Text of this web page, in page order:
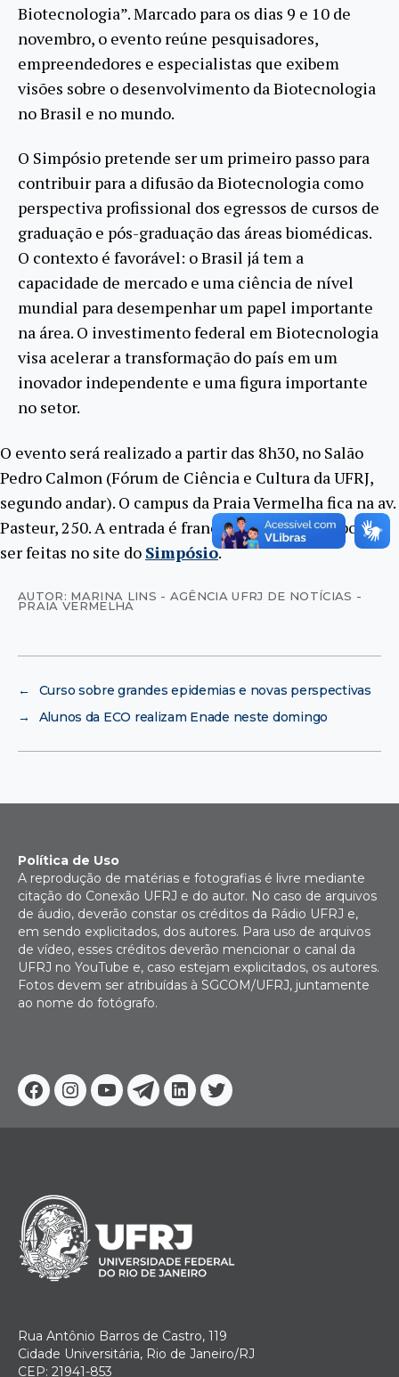
Biotecnologia”. Marcado para os dias 9 e 10 de
novembro, o evento reúne pesquisadores,
empreendedores e especialistas que exibem
visões sobre o desenvolvimento da Biotecnologia
no Brasil e no mundo.
O Simpósio pretende ser um primeiro passo para
contribuir para a difusão da Biotecnologia como
perspectiva profissional dos egressos de cursos de
graduação e pós-graduação das áreas biomédicas.
O contexto é favorável: o Brasil já tem a
capacidade de mercado e uma ciência de nível
mundial para desempenhar um papel importante
na área. O investimento federal em Biotecnologia
visa acelerar a transformação do país em um
inovador independente e uma figura importante
no setor.
O evento será realizado a partir das 8h30, no Salão
Pedro Calmon (Fórum de Ciência e Cultura da UFRJ,
segundo andar). O campus da Praia Vermelha fica na av.
Pasteur, 250. A entrada é franca e as inscrições podem
ser feitas no site do Simpósio.
AUTOR: MARINA LINS - AGÊNCIA UFRJ DE NOTÍCIAS -
PRAIA VERMELHA
←
Curso sobre grandes epidemias e novas perspectivas
→
Alunos da ECO realizam Enade neste domingo
Facebook
Instagram
YoutubeTelegram
Linkedin
Twitter
Política de Uso
A reprodução de matérias e fotografias é livre mediante
citação do Conexão UFRJ e do autor. No caso de arquivos
de áudio, deverão constar os créditos da Rádio UFRJ e,
em sendo explicitados, dos autores. Para uso de arquivos
de vídeo, esses créditos deverão mencionar o canal da
UFRJ no YouTube e, caso estejam explicitados, os autores.
Fotos devem ser atribuídas à SGCOM/UFRJ, juntamente
ao nome do fotógrafo.
Rua Antônio Barros de Castro, 119
Cidade Universitária, Rio de Janeiro/RJ
CEP: 21941-853